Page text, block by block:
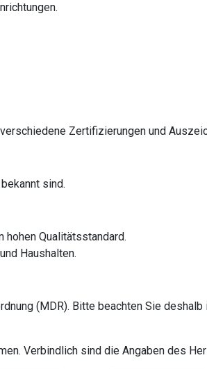
Zertifizierungen und
sind.
Qualitätsstandard.
Haushalten.
(MDR). Bitte beachten Sie
Verbindlich sind die Angaben des